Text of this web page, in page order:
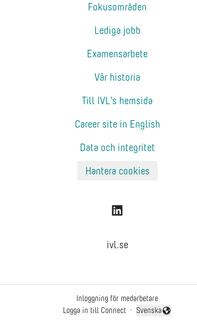
Fokusområden
Lediga jobb
Examensarbete
Vår historia
Till IVL's hemsida
Career site in English
Data och integritet
Hantera cookies
ivl.se
Inloggning för medarbetare
Logga in till Connect ·
Byt språk
Svenska